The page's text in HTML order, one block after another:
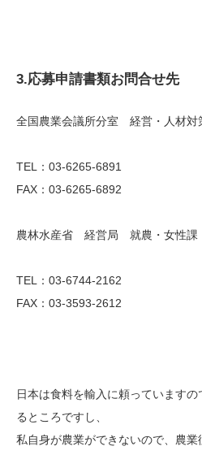
3.応募申請書類お問合せ先
全国農業会議所分室 経営・人材対
TEL： 03-6265-6891
FAX：03-6265-6892
農林水産省 経営局 就農・女性課
TEL： 03-6744-2162
FAX：03-3593-2612
日本は食料を輸入に頼っています
るところですし、
私自身が農業ができないので、農